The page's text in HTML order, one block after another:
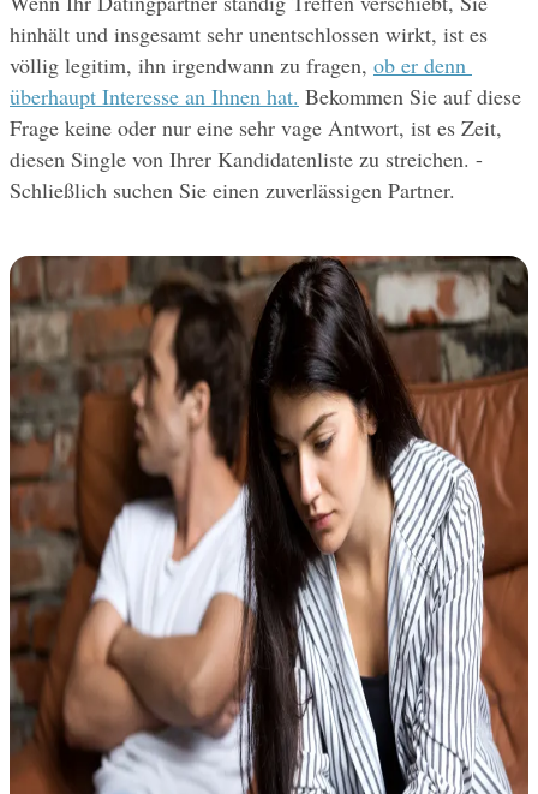
hinhält und insgesamt sehr unentschlossen wirkt, ist es
völlig legitim, ihn irgendwann zu fragen, ob er denn
überhaupt Interesse an Ihnen hat. Bekommen Sie auf diese
Frage keine oder nur eine sehr vage Antwort, ist es Zeit,
diesen Single von Ihrer Kandidatenliste zu streichen. -
Schließlich suchen Sie einen zuverlässigen Partner.